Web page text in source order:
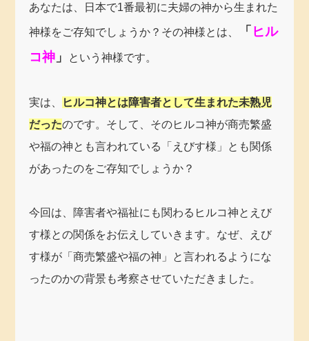
あなたは、日本で1番最初に夫婦の神から生まれた
神様をご存知でしょうか？その神様とは、 「 ヒル
コ神 」 という神様です。
実は、 ヒルコ神とは障害者として生まれた未熟児
だったのです。そして、そのヒルコ神が商売繁盛
や福の神とも言われている「えびす様」とも関係
があったのをご存知でしょうか？
今回は、障害者や福祉にも関わるヒルコ神とえび
す様との関係をお伝えしていきます。なぜ、えび
す様が「商売繁盛や福の神」と言われるようにな
ったのかの背景も考察させていただきました。